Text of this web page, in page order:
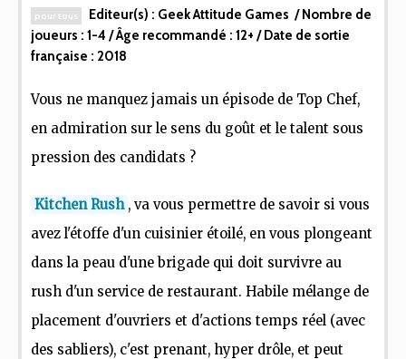
pour tous Editeur(s) : Geek Attitude Games / Nombre de
joueurs : 1-4 / Âge recommandé : 12+ / Date de sortie
française : 2018
Vous ne manquez jamais un épisode de Top Chef,
en admiration sur le sens du goût et le talent sous
pression des candidats ?
Kitchen Rush , va vous permettre de savoir si vous
avez l'étoffe d'un cuisinier étoilé, en vous plongeant
dans la peau d'une brigade qui doit survivre au
rush d'un service de restaurant. Habile mélange de
placement d'ouvriers et d'actions temps réel (avec
des sabliers), c'est prenant, hyper drôle, et peut